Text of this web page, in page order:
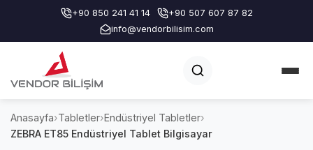
+90 850 241 41 14
+90 507 607 87 82
info@vendorbilisim.com
Anasayfa›Tabletler›Endüstriyel Tabletler›
ZEBRA ET85 Endüstriyel Tablet Bilgisayar